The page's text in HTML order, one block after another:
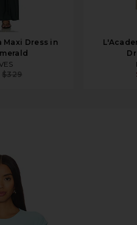
Maxi Dress in
$329